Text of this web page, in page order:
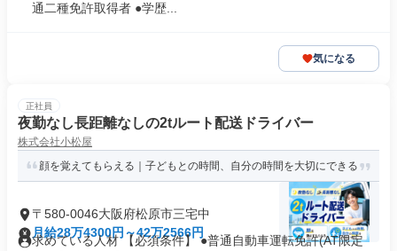
通二種免許取得者 ●学歴...
気になる
正社員
夜勤なし長距離なしの2tルート配送ドライバー
株式会社小松屋
顔を覚えてもらえる｜子どもとの時間、自分の時間を大切にできる
〒580-0046大阪府松原市三宅中
月給28万4300円～42万2566円
求めている人材 【必須条件】 ●普通自動車運転免許(AT限定